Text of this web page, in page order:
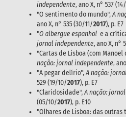
independente, ano X, n° 537
"O sentimento do mundo",A
ano X, n° 535 (30/11/2017), p. E7
"O albergue espanhol e a
jornal independente, ano X, n°
"Cartas de Lisboa (com
nação: jornal independente,
"A pegar delírio",A nação:
529 (19/10/2017), p. E7
"Claridosidade",A nação:
(05/10/2017), p. E10
"Olhares de Lisboa: das outras